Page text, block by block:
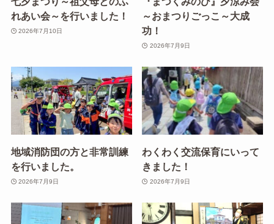
れあい会～を行いました！
2026年7月10日
～おまつりごっこ～大成
功！
2026年7月9日
地域消防団の方と非常訓練
を行いました。
2026年7月9日
わくわく交流保育にいって
きました！
2026年7月9日